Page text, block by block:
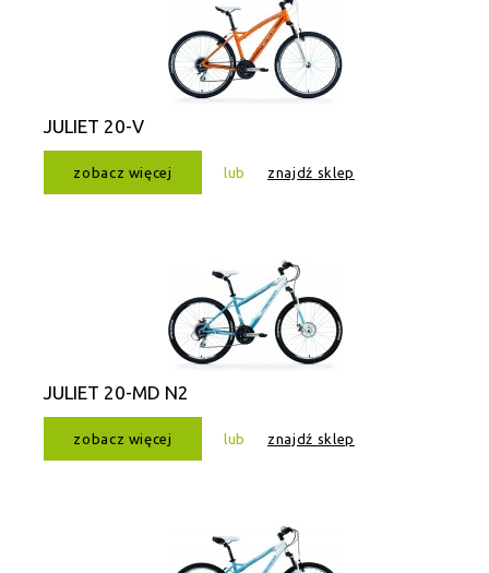
JULIET 20-V
zobacz więcej lub znajdź sklep
JULIET 20-MD N2
zobacz więcej lub znajdź sklep